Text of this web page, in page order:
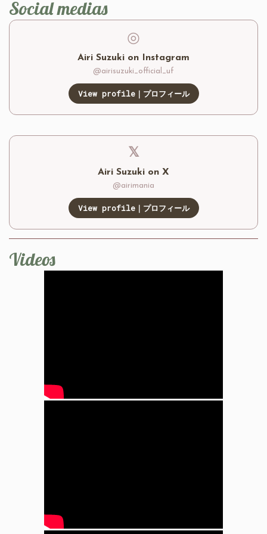
Social medias
◎
Airi Suzuki on Instagram
@airisuzuki_official_uf
View profile｜プロフィール
𝕏
Airi Suzuki on X
@airimania
View profile｜プロフィール
Videos